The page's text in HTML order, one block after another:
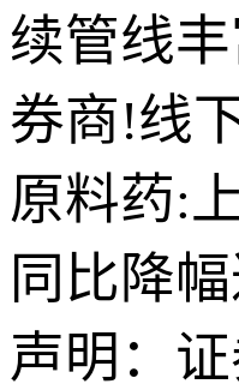
续管线
券商!线
原料药:
同比降
声明：